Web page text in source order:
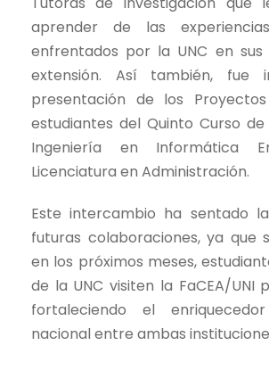
aprender de las
enfrentados por la UNC en
extensión. Así también, fue
presentación de los
estudiantes del Quinto Curso
Ingeniería en Informática
Licenciatura en Administración.
Este intercambio ha sentado
futuras colaboraciones, ya que
en los próximos meses,
de la UNC visiten la FaCEA/UNI
fortaleciendo el
nacional entre ambas